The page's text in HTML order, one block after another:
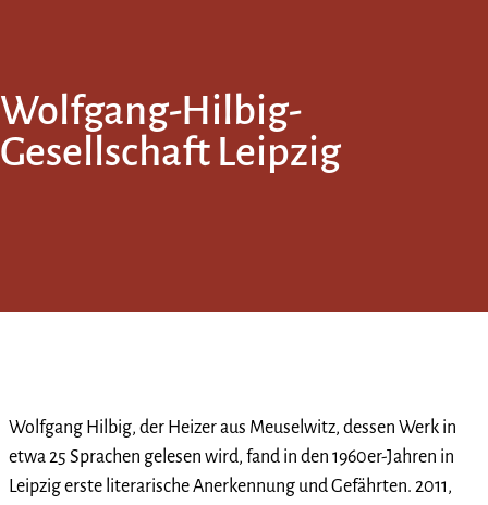
Wolfgang-Hilbig-
Gesellschaft Leipzig
Wolfgang Hilbig, der Heizer aus Meuselwitz, dessen Werk in
etwa 25 Sprachen gelesen wird, fand in den 1960er-Jahren in
Leipzig erste literarische Anerkennung und Gefährten. 2011,